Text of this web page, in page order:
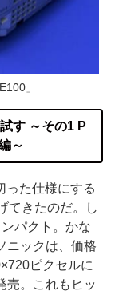
」
す ～その1 P
～
った仕様にする
てきたのだ。し
パクト。かな
ニックは、価格
ピクセルに
売。これもヒッ